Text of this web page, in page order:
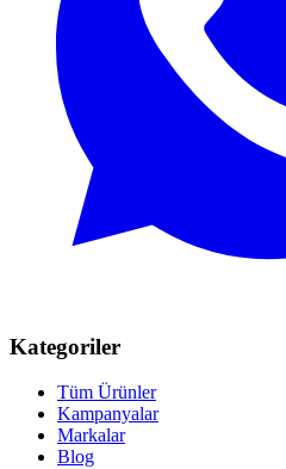
Kategoriler
Tüm Ürünler
Kampanyalar
Markalar
Blog